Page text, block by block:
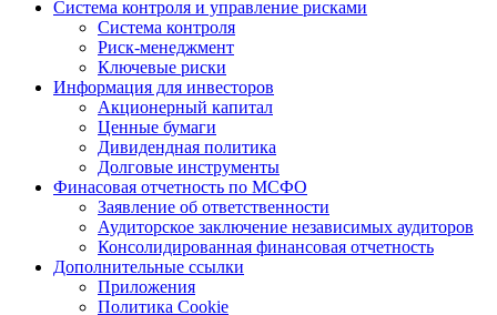
Система контроля и управление рисками
Система контроля
Риск-менеджмент
Ключевые риски
Информация для инвесторов
Акционерный капитал
Ценные бумаги
Дивидендная политика
Долговые инструменты
Финасовая отчетность по МСФО
Заявление об ответственности
Аудиторское заключение независимых аудиторов
Консолидированная финансовая отчетность
Дополнительные ссылки
Приложения
Политика Cookie